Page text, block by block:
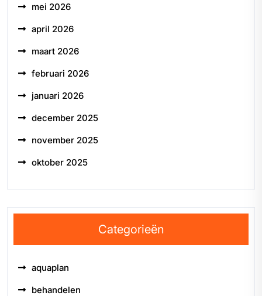
mei 2026
april 2026
maart 2026
februari 2026
januari 2026
december 2025
november 2025
oktober 2025
Categorieën
aquaplan
behandelen